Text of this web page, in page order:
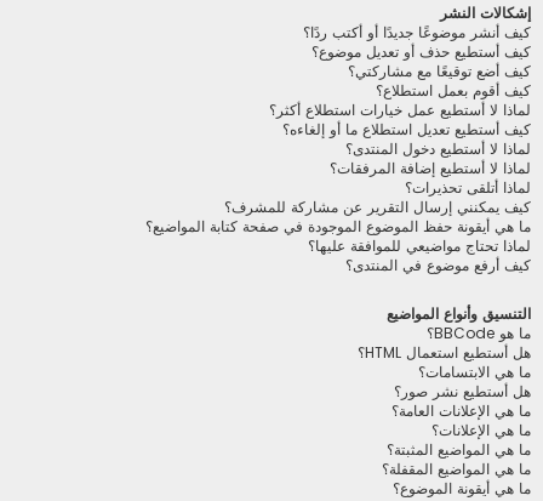
إشكالات النشر
كيف أنشر موضوعًا جديدًا أو أكتب ردًا؟
كيف أستطيع حذف أو تعديل موضوع؟
كيف أضع توقيعًا مع مشاركتي؟
كيف أقوم بعمل استطلاع؟
لماذا لا أستطيع عمل خيارات استطلاع أكثر؟
كيف أستطيع تعديل استطلاع ما أو إلغاءه؟
لماذا لا أستطيع دخول المنتدى؟
لماذا لا أستطيع إضافة المرفقات؟
لماذا أتلقى تحذيرات؟
كيف يمكنني إرسال التقرير عن مشاركة للمشرف؟
ما هي أيقونة حفظ الموضوع الموجودة في صفحة كتابة المواضيع؟
لماذا تحتاج مواضيعي للموافقة عليها؟
كيف أرفع موضوع في المنتدى؟
التنسيق وأنواع المواضيع
ما هو BBCode؟
هل أستطيع استعمال HTML؟
ما هي الابتسامات؟
هل أستطيع نشر صور؟
ما هي الإعلانات العامة؟
ما هي الإعلانات؟
ما هي المواضيع المثبتة؟
ما هي المواضيع المقفلة؟
ما هي أيقونة الموضوع؟